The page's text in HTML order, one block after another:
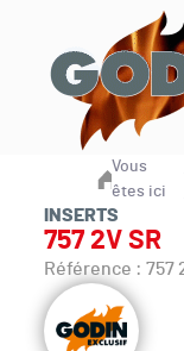
Vous
êtes ici
INSERTS
757 2V SR
Référence : 757